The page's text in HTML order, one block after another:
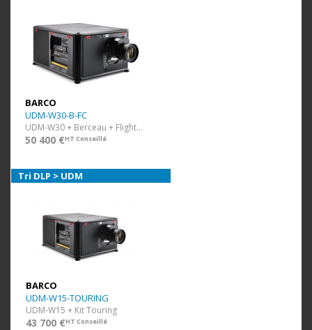
BARCO
UDM-W30-B-FC
UDM-W30 + Berceau + Flight Case
50 400 €HT Conseillé
Tri DLP > UDM
BARCO
UDM-W15-TOURING
UDM-W15 + Kit Touring
43 700 €HT Conseillé